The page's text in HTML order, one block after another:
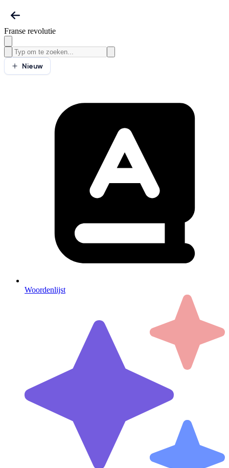
Franse revolutie
Nieuw
Woordenlijst